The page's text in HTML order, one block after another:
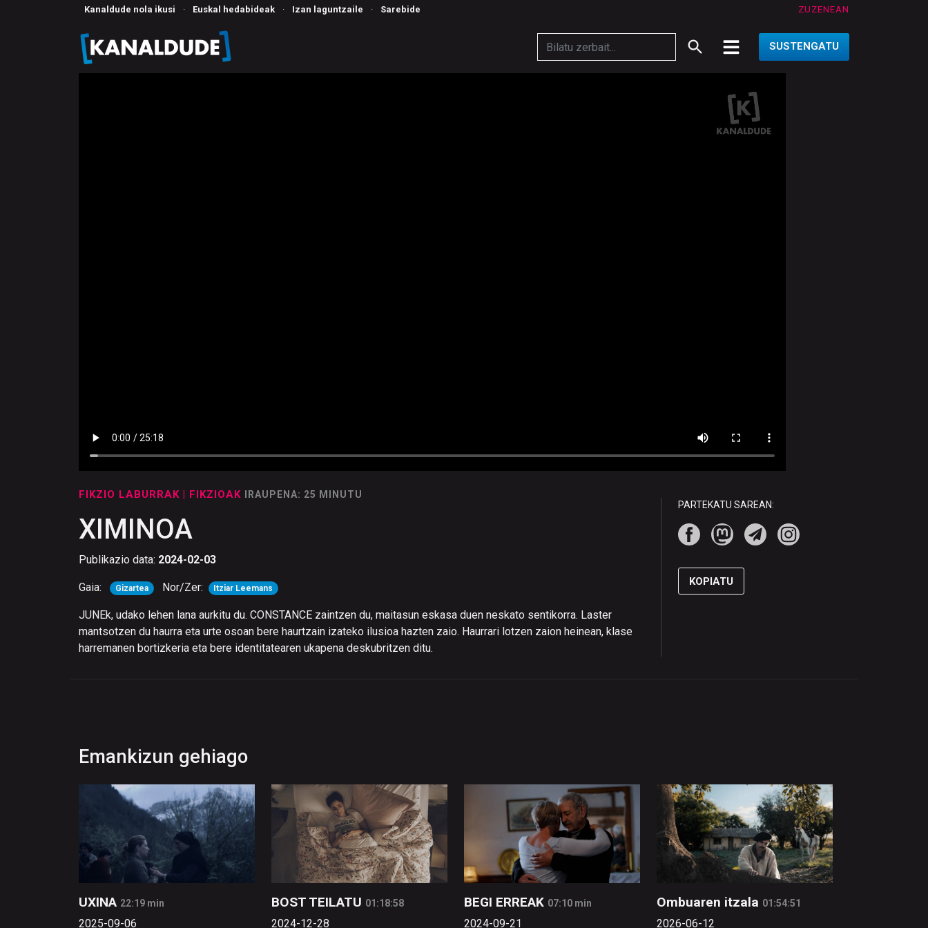
Kanaldude nola ikusi · Euskal hedabideak · Izan laguntzaile · Sarebide ZUZENEAN
SUSTENGATU
FIKZIO LABURRAK | FIKZIOAK IRAUPENA: 25 MINUTU
XIMINOA
Publikazio data: 2024-02-03
Gaia: Gizartea Nor/Zer: Itziar Leemans
JUNEk, udako lehen lana aurkitu du. CONSTANCE zaintzen du, maitasun eskasa duen neskato sentikorra. Laster
mantsotzen du haurra eta urte osoan bere haurtzain izateko ilusioa hazten zaio. Haurrari lotzen zaion heinean, klase
harremanen bortizkeria eta bere identitatearen ukapena deskubritzen ditu.
PARTEKATU SAREAN:
KOPIATU
Emankizun gehiago
UXINA 22:19 min
2025-09-06
BOST TEILATU 01:18:58
2024-12-28
BEGI ERREAK 07:10 min
2024-09-21
Ombuaren itzala 01:54:51
2026-06-12